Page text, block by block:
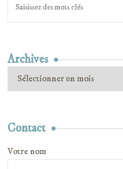
Archives
Archives
Contact
Votre nom